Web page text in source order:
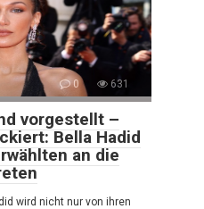
0 631
vorgestellt –
Bella Hadid
an die
wird nicht nur von ihren